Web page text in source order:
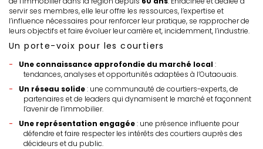
servir ses membres, elle leur offre les ressources, l’expertise et
l’influence nécessaires pour renforcer leur pratique, se rapprocher de
leurs objectifs et faire évoluer leur carrière et, incidemment, l’industrie.
Un porte-voix pour les courtiers
Une connaissance approfondie du marché local:
tendances, analyses et opportunités adaptées à l’Outaouais.
Un réseau solide: une communauté de courtiers-experts, de
partenaires et de leaders qui dynamisent le marché et façonnent
l’avenir de l’immobilier.
Une représentation engagée: une présence influente pour
défendre et faire respecter les intérêts des courtiers auprès des
décideurs et du public.